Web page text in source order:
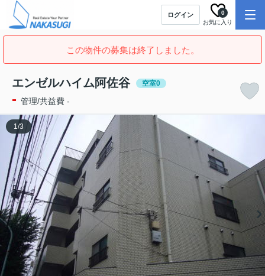
ログイン
お気に入り
0
この物件の募集は終了しました。
エンゼルハイム阿佐谷 空室0
- 管理/共益費 -
1/3